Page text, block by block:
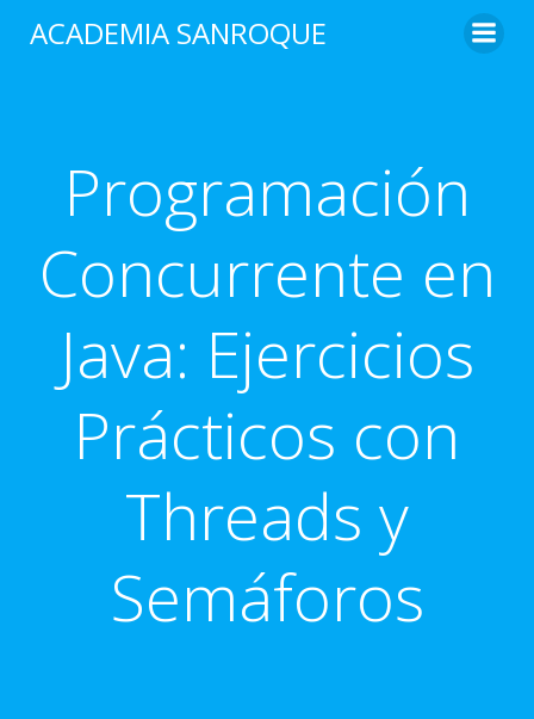
al
ACADEMIA SANROQUE
Programación
Concurrente en
Java: Ejercicios
Prácticos con
Threads y
Semáforos